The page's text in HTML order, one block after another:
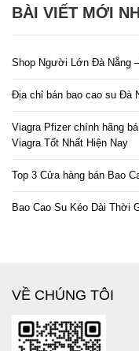
BÀI VIẾT MỚI
Shop Người Lớn Đà Nẵng
Địa chỉ bán bao cao su Đà
Viagra Pfizer chính hãng
Viagra Tốt Nhất Hiện Nay
Top 3 Cửa hàng bán Bao
Bao Cao Su Kéo Dài Thời
VỀ CHÚNG TÔI